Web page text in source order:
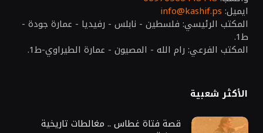
ايميل: info@kashif.ps
المكتب الرئيسي: فلسطين - نابلس - رفيديا - عمارة جودة -
ط1.
المكتب الفرعي: رام الله - المصيون - عمارة الطيراوي-ط1.
الأكثر شعبية
قصة فتاة غطاس .. مغالطات تاريخية